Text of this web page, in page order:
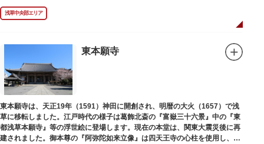
いた万年筆やパイプ、帽子などが展示されています。書斎も復元されてお
り、池波正太郎をより身近に感じられるスポットです。また「池波グッズ」
とよばれる、作品の舞台を紹介した古地図やポストカード、扇子など様々な
浅草中央部エリア
東本願寺
東本願寺は、天正19年（1591）神田に開創され、明暦の大火（1657）で浅
草に移転しました。江戸時代の様子は葛飾北斎の『富嶽三十六景』中の『東
都浅草本願寺』等の浮世絵に登場します。現在の本堂は、関東大震災後に再
建されました。御本尊の『阿弥陀如来立像』は四天王寺の心柱を使用し、嘉